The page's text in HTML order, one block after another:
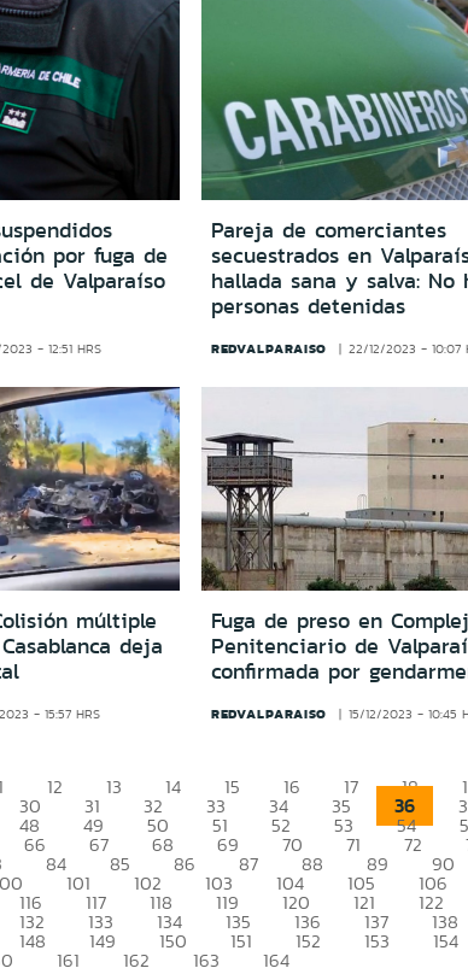
por fuga de
de Valparaíso
- 12:51 HRS
Pareja de comerciantes
secuestrados en
hallada sana y salva: No
personas detenidas
REDVALPARAISO 22/12/2023 - 10:07
múltiple
deja
- 15:57 HRS
Fuga de preso en
Penitenciario de
confirmada por
REDVALPARAISO 15/12/2023 - 10:45
12 13 14 15 16 17 18
30 31 32 33 34 35 36
48 49 50 51 52 53 54
66 67 68 69 70 71 72
84 85 86 87 88 89 90
101 102 103 104 105 106
116 117 118 119 120 121 122
132 133 134 135 136 137 138
148 149 150 151 152 153 154
161 162 163 164